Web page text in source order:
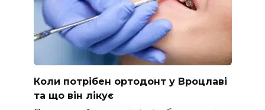
Коли потрібен ортодонт у Вроцлаві
та що він лікує